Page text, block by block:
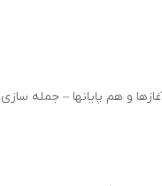
و هم پایانها – جمله